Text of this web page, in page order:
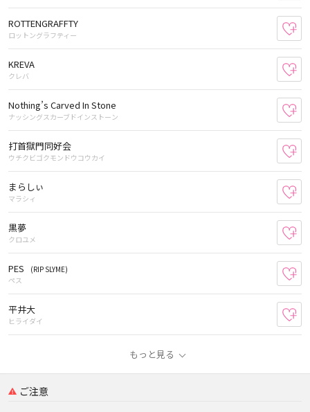
ROTTENGRAFFTY
ロットングラフティー
KREVA
クレバ
Nothing’s Carved In Stone
ナッシングスカーブドインストーン
打首獄門同好会
ウチクビゴクモンドウコウカイ
まらしぃ
マラシィ
黒夢
クロユメ
PES
(RIP SLYME)
ペス
平井大
ヒライダイ
もっと見る
ご注意